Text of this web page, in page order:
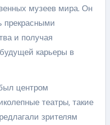
музеев мира. Он
прекрасными
и получая
карьеры в
центром
театры, такие
зрителям